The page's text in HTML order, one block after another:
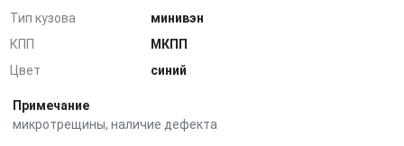
Тип кузова
минивэн
КПП
МКПП
Цвет
синий
Примечание
микротрещины, наличие дефекта